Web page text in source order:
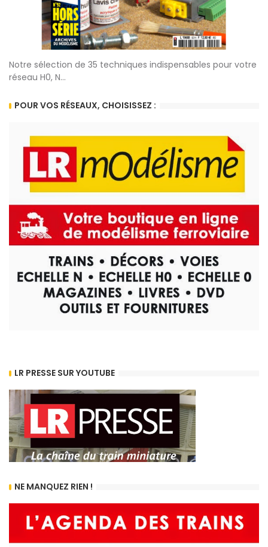
Notre sélection de 35 techniques indispensables pour votre
réseau H0, N...
POUR VOS RÉSEAUX, CHOISISSEZ :
LR PRESSE SUR YOUTUBE
NE MANQUEZ RIEN !